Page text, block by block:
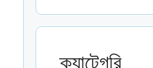
ক্যাটেগরি